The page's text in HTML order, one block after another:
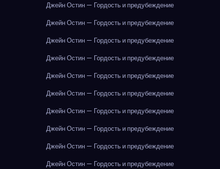
Джейн Остин — Гордость и предубеждение
Джейн Остин — Гордость и предубеждение
Джейн Остин — Гордость и предубеждение
Джейн Остин — Гордость и предубеждение
Джейн Остин — Гордость и предубеждение
Джейн Остин — Гордость и предубеждение
Джейн Остин — Гордость и предубеждение
Джейн Остин — Гордость и предубеждение
Джейн Остин — Гордость и предубеждение
Джейн Остин — Гордость и предубеждение